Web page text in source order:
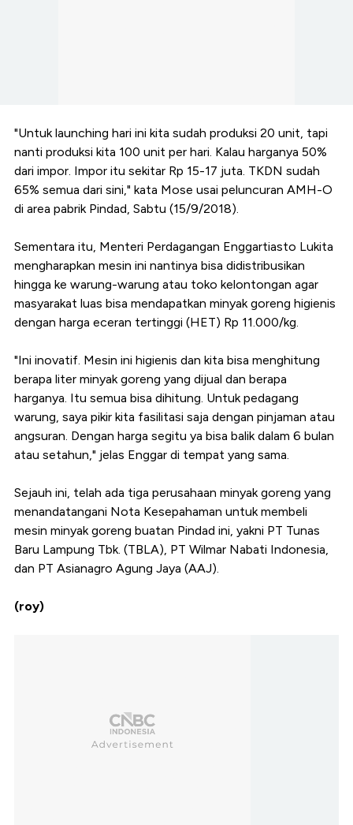
"Untuk launching hari ini kita sudah produksi 20 unit, tapi
nanti produksi kita 100 unit per hari. Kalau harganya 50%
dari impor. Impor itu sekitar Rp 15-17 juta. TKDN sudah
65% semua dari sini," kata Mose usai peluncuran AMH-O
di area pabrik Pindad, Sabtu (15/9/2018).
Sementara itu, Menteri Perdagangan Enggartiasto Lukita
mengharapkan mesin ini nantinya bisa didistribusikan
hingga ke warung-warung atau toko kelontongan agar
masyarakat luas bisa mendapatkan minyak goreng higienis
dengan harga eceran tertinggi (HET) Rp 11.000/kg.
"Ini inovatif. Mesin ini higienis dan kita bisa menghitung
berapa liter minyak goreng yang dijual dan berapa
harganya. Itu semua bisa dihitung. Untuk pedagang
warung, saya pikir kita fasilitasi saja dengan pinjaman atau
angsuran. Dengan harga segitu ya bisa balik dalam 6 bulan
atau setahun," jelas Enggar di tempat yang sama.
Sejauh ini, telah ada tiga perusahaan minyak goreng yang
menandatangani Nota Kesepahaman untuk membeli
mesin minyak goreng buatan Pindad ini, yakni PT Tunas
Baru Lampung Tbk. (TBLA), PT Wilmar Nabati Indonesia,
dan PT Asianagro Agung Jaya (AAJ).
(roy)